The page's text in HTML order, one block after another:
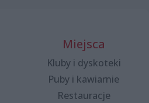
Miejsca
Kluby i dyskoteki
Puby i kawiarnie
Restauracje